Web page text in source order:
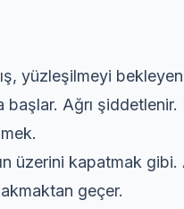
yüzleşilmeyi
Ağrı şiddetlenir.
üzerini kapatmak
geçer.